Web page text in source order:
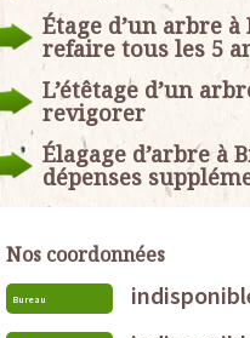
Étage d’un arbre
refaire tous les 5
L’étêtage d’un
revigorer
Élagage d’arbre à
dépenses
Nos coordonnées
Bureau